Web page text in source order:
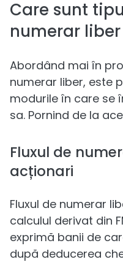
Care sunt
numerar
Abordând mai în
numerar liber, este
modurile în care se
sa. Pornind de la
Fluxul de
acționari
Fluxul de numerar
calculul derivat din
exprimă banii de
după deducerea